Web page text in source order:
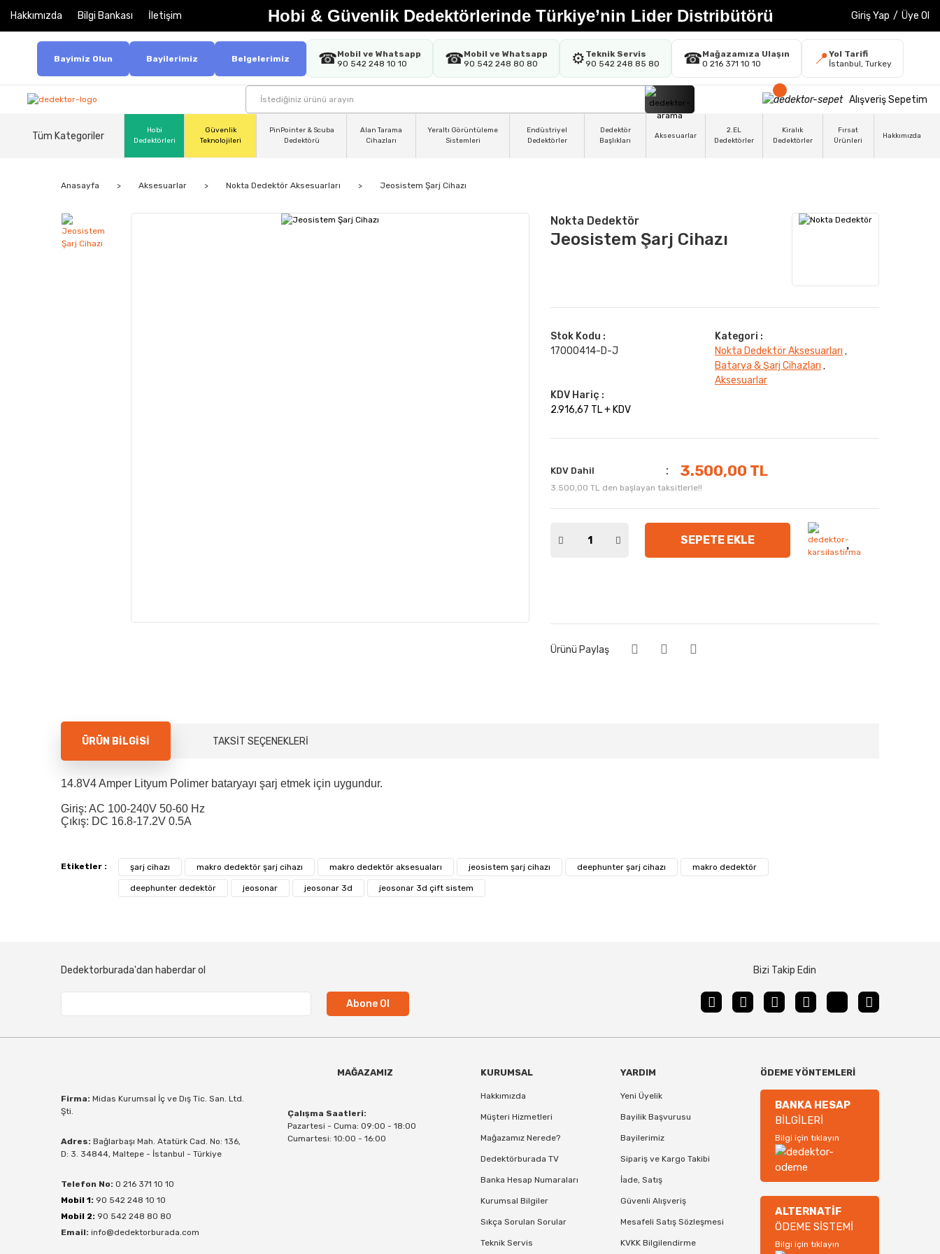
Hakkımızda Bilgi Bankası İletişim Hobi & Güvenlik Dedektörlerinde Türkiye’nin Lider Distribütörü Giriş Yap / Üye Ol
Bayimiz Olun Bayilerimiz Belgelerimiz ☎Mobil ve Whatsapp
90 542 248 10 10
☎Mobil ve Whatsapp
90 542 248 80 80
⚙️ Teknik Servis
90 542 248 85 80
☎Mağazamıza Ulaşın
0 216 371 10 10
📍Yol Tarifi
İstanbul, Turkey
Alışveriş Sepetim
Tüm Kategoriler
Hobi
Dedektörleri
Güvenlik
Teknolojileri
PinPointer & Scuba
Dedektörü
Alan Tarama
Cihazları
Yeraltı Görüntüleme
Sistemleri
Endüstriyel
Dedektörler
Dedektör
Başlıkları
Aksesuarlar
2.EL
Dedektörler
Kiralık
Dedektörler
Fırsat
Ürünleri
Hakkımızda
Anasayfa Aksesuarlar Nokta Dedektör Aksesuarları Jeosistem Şarj Cihazı
Nokta Dedektör
Jeosistem Şarj Cihazı
Stok Kodu :
17000414-D-J
Kategori :
Nokta Dedektör Aksesuarları ,
Batarya & Şarj Cihazları ,
Aksesuarlar
KDV Hariç :
2.916,67 TL + KDV
KDV Dahil 3.500,00 TL
3.500,00 TL den başlayan taksitlerle!!
SEPETE EKLE
Ürünü Paylaş
ÜRÜN BILGISI TAKSIT SEÇENEKLERI
14.8V4 Amper Lityum Polimer bataryayı şarj etmek için uygundur.
Giriş: AC 100-240V 50-60 Hz
Çıkış: DC 16.8-17.2V 0.5A
Etiketler : şarj cihazı makro dedektör şarj cihazı makro dedektör aksesuaları jeosistem şarj cihazı deephunter şarj cihazı makro dedektör
deephunter dedektör jeosonar jeosonar 3d jeosonar 3d çift sistem
Dedektorburada'dan haberdar ol
Abone Ol
Bizi Takip Edin
Firma: Midas Kurumsal İç ve Dış Tic. San. Ltd.
Şti.
Adres: Bağlarbaşı Mah. Atatürk Cad. No: 136,
D: 3. 34844, Maltepe - İstanbul - Türkiye
Telefon No: 0 216 371 10 10
Mobil 1: 90 542 248 10 10
Mobil 2: 90 542 248 80 80
Email: info@dedektorburada.com
MAĞAZAMIZ
Çalışma Saatleri:
Pazartesi - Cuma: 09:00 - 18:00
Cumartesi: 10:00 - 16:00
KURUMSAL
Hakkımızda
Müşteri Hizmetleri
Mağazamız Nerede?
Dedektörburada TV
Banka Hesap Numaraları
Kurumsal Bilgiler
Sıkça Sorulan Sorular
Teknik Servis
YARDIM
Yeni Üyelik
Bayilik Başvurusu
Bayilerimiz
Sipariş ve Kargo Takibi
İade, Satış
Güvenli Alışveriş
Mesafeli Satış Sözleşmesi
KVKK Bilgilendirme
ÖDEME YÖNTEMLERİ
BANKA HESAP
BİLGİLERİ
Bilgi için tıklayın
ALTERNATİF
ÖDEME SİSTEMİ
Bilgi için tıklayın